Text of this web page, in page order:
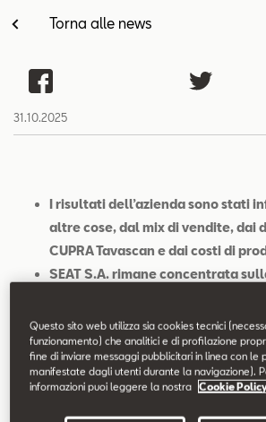
Business
SEAT Usato Certificato
Contatti
Torna alle news
31.10.2025
I risultati dell’azienda sono stati
altre cose, dal mix di vendite, dai
CUPRA Tavascan e dai costi di
SEAT S.A. rimane concentrata
programmi di controllo dei costi,
contempo la propria gamma di
ampliata
CUPRA raggiunge il traguardo di
prodotti e stabilisce un nuovo
Questo sito web utilizza sia cookies tecnici
funzionamento) che analitici e di profilazione
fine di inviare messaggi pubblicitari in linea con le
manifestate dagli utenti durante la navigazione).
informazioni puoi leggere la nostra
Cookie